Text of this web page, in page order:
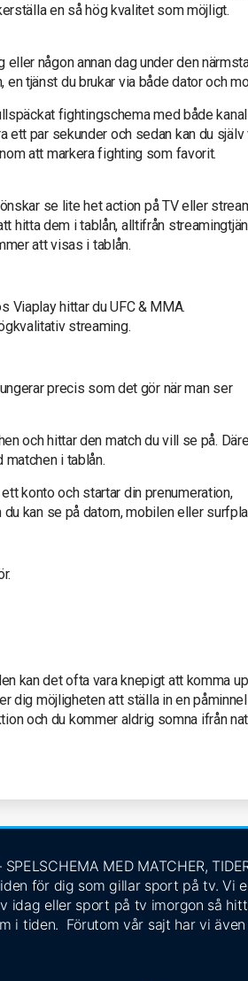
en så hög kvalitet som möjligt.
någon annan dag under den
tjänst du brukar via både dator och
fightingschema med både
ett par sekunder och sedan kan du själv
att markera fighting som favorit.
se lite het action på TV eller
hitta dem i tablån, alltifrån
att visas i tablån.
Viaplay hittar du UFC & MMA.
streaming.
precis som det gör när man ser
och hittar den match du vill se på.
i tablån.
konto och startar din prenumeration,
kan se på datorn, mobilen eller
kan det ofta vara knepigt att komma
dig möjligheten att ställa in en
och du kommer aldrig somna ifrån
SPELSCHEMA MED MATCHER,
för dig som gillar sport på tv. Vi
idag eller sport på tv imorgon så
i tiden. Förutom vår sajt har vi